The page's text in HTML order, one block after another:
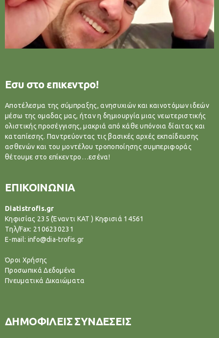
Εσυ στο επικεντρο!
Αποτέλεσμα της σύμπραξης, ανησυχιών και καινοτόμων ιδεών
μέσω της ομαδας μας, ήταν η δημιουργία μιας νεωτεριστικής
ολιστικής προσέγγισης, μακριά από κάθε υπόνοια δίαιτας και
καταπίεσης. Παντρεύοντας τις βασικές αρχές εκπαίδευσης
ασθενών και του μοντέλου τροποποίησης συμπεριφοράς
θέτουμε στο επίκεντρο…εσένα!
ΕΠΙΚΟΙΝΩΝΙΑ
Diatistrofis.gr
Κηφισίας 235 (Έναντι ΚΑΤ ) Κηφισιά 14561
Tηλ/Fax: 2106230231
E-mail: info@dia-trofis.gr
Όροι Χρήσης
Προσωπικά Δεδομένα
Πνευματικά Δικαιώματα
ΔΗΜΟΦΙΛΕΙΣ ΣΥΝΔΕΣΕΙΣ